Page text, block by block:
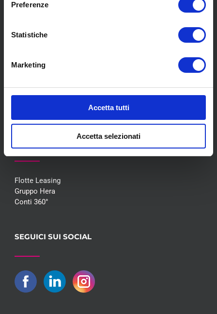
Preferenze
Statistiche
Marketing
Accetta tutti
Accetta selezionati
Chi siamo
Meccanica
Blog
Promozioni
COLLABORAZIONI
Flotte Leasing
Gruppo Hera
Conti 360°
SEGUICI SUI SOCIAL